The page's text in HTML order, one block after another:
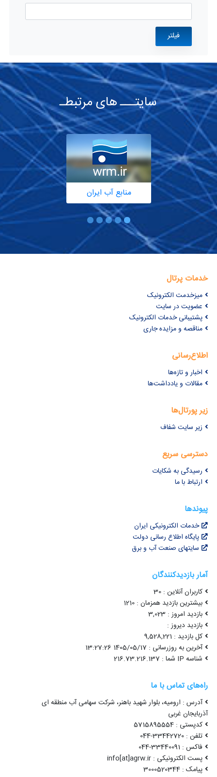
سایتـــ های مرتبطـ
منابع آب ایران
خدمات پرتال
میزخدمت الکترونیک
عضویت در سایت
پشتیبانی خدمات الکترونیک
مناقصه و مزایده جاری
اطلاع‌رسانی
اخبار و تازه‌ها
مقالات و یادداشت‌ها
زیر پورتال‌ها
زیر سایت شفاف
دسترسی سریع
رسیدگی به شکایات
ارتباط با ما
پیوندها
خدمات الکترونیکی ایران
پایگاه اطلاع رسانی دولت
سایتهای صنعت آب و برق
آمار بازدیدکنندگان
کاربران آنلاین : 30
بیشترین بازدید همزمان : 1210
بازدید امروز : 3,023
بازدید دیروز :
کل بازدید : 9,528,221
آخرین به روزرسانی : 1405/05/17 13:27:26
شناسه IP شما : 216.73.216.137
راه‌های تماس با ما
آدرس : ارومیه، بلوار شهید باهنر، شرکت سهامی آب منطقه ای
آذربایجان غربی
کدپستی : 5715895554
تلفن : 33442720-044
فاکس : 33440091-044
پست الکترونیکی : info[at]agrw.ir
پیامک : 3000520344